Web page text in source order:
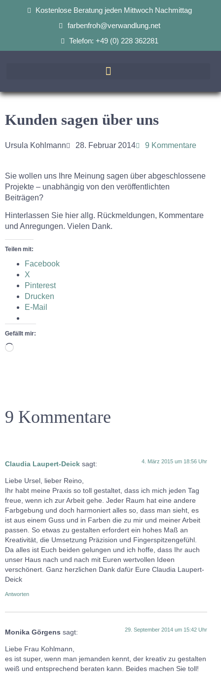
Kostenlose Beratung jeden Mittwoch Nachmittag
farbenfroh@verwandlung.net
Telefon: +49 (0) 228 362281
Kunden sagen über uns
Ursula Kohlmann 28. Februar 2014 9 Kommentare
Sie wollen uns Ihre Meinung sagen über abgeschlossene
Projekte – unabhängig von den veröffentlichten
Beiträgen?
Hinterlassen Sie hier allg. Rückmeldungen, Kommentare
und Anregungen. Vielen Dank.
Teilen mit:
Facebook
X
Pinterest
Drucken
E-Mail
Gefällt mir:
9 Kommentare
Claudia Laupert-Deick sagt: 4. März 2015 um 18:56 Uhr
Liebe Ursel, lieber Reino,
Ihr habt meine Praxis so toll gestaltet, dass ich mich jeden Tag
freue, wenn ich zur Arbeit gehe. Jeder Raum hat eine andere
Farbgebung und doch harmoniert alles so, dass man sieht, es
ist aus einem Guss und in Farben die zu mir und meiner Arbeit
passen. So etwas zu gestalten erfordert ein hohes Maß an
Kreativität, die Umsetzung Präzision und Fingerspitzengefühl.
Da alles ist Euch beiden gelungen und ich hoffe, dass Ihr auch
unser Haus nach und nach mit Euren wertvollen Ideen
verschönert. Ganz herzlichen Dank dafür Eure Claudia Laupert-
Deick
Antworten
Monika Görgens sagt: 29. September 2014 um 15:42 Uhr
Liebe Frau Kohlmann,
es ist super, wenn man jemanden kennt, der kreativ zu gestalten
weiß und entsprechend beraten kann. Beides machen Sie toll!